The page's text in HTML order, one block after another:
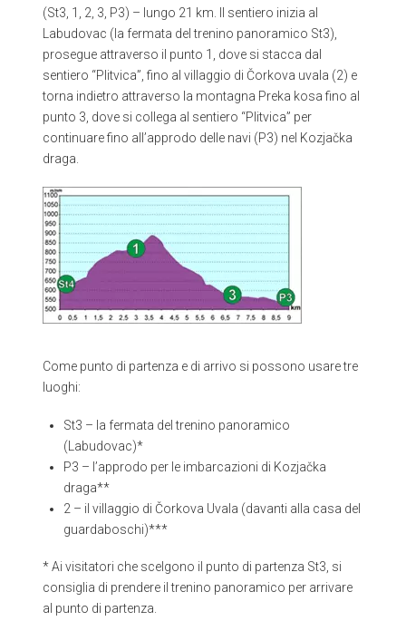
(St3, 1, 2, 3, P3) – lungo 21 km. Il sentiero inizia al
Labudovac (la fermata del trenino panoramico St3),
prosegue attraverso il punto 1, dove si stacca dal
sentiero “Plitvica”, fino al villaggio di Čorkova uvala (2) e
torna indietro attraverso la montagna Preka kosa fino al
punto 3, dove si collega al sentiero “Plitvica” per
continuare fino all’approdo delle navi (P3) nel Kozjačka
draga.
Come punto di partenza e di arrivo si possono usare tre
luoghi:
St3 – la fermata del trenino panoramico
(Labudovac)*
P3 – l’approdo per le imbarcazioni di Kozjačka
draga**
2 – il villaggio di Čorkova Uvala (davanti alla casa del
guardaboschi)***
* Ai visitatori che scelgono il punto di partenza St3, si
consiglia di prendere il trenino panoramico per arrivare
al punto di partenza.